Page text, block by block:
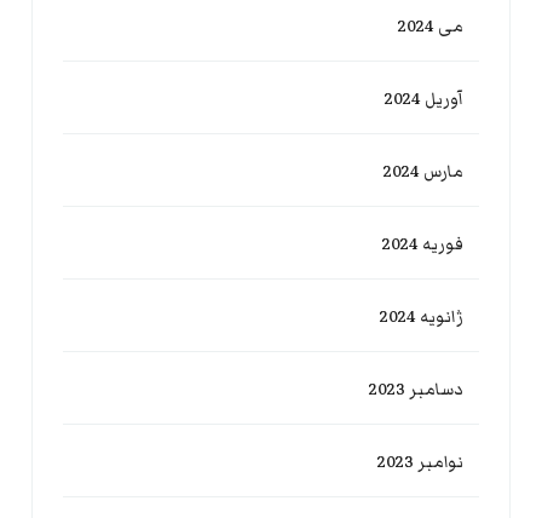
می 2024
آوریل 2024
مارس 2024
فوریه 2024
ژانویه 2024
دسامبر 2023
نوامبر 2023